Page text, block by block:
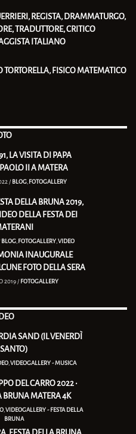
REGISTA, DRAMMATURGO,
TRADUTTORE, CRITICO
ITALIANO
TORTORELLA, FISICO MATEMATICO
LA VISITA DI PAPA
II A MATERA
/ BLOG, FOTOGALLERY
DELLA BRUNA 2019,
DELLA FESTA DEI
BLOG, FOTOGALLERY, VIDEO
INAUGURALE
FOTO DELLA SERA
2019 / FOTOGALLERY
SAND (IL VENERDÌ
SANTO)
,VIDEOGALLERY - MUSICA
DEL CARRO 2022 •
BRUNA MATERA 4K
,VIDEOGALLERY - FESTA DELLA
BRUNA